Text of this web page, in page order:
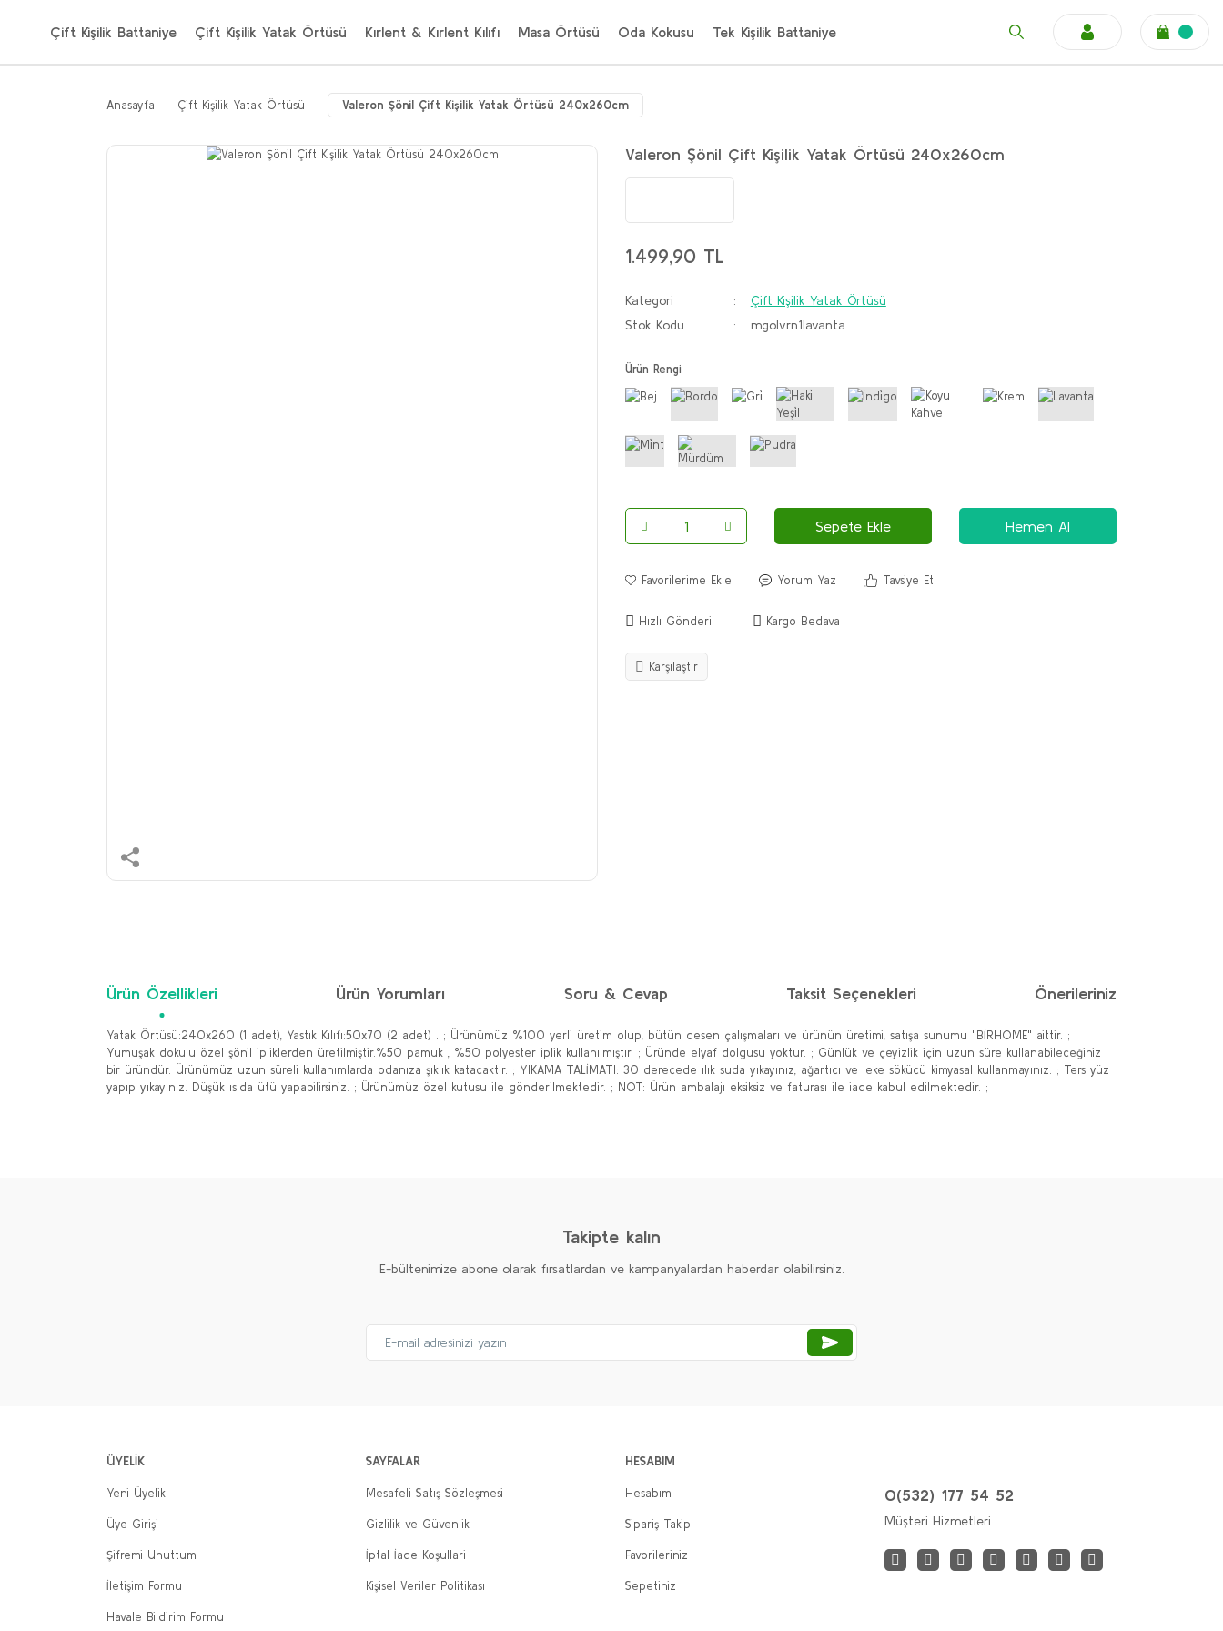
Çift Kişilik Battaniye Çift Kişilik Yatak Örtüsü Kırlent & Kırlent Kılıfı Masa Örtüsü Oda Kokusu Tek Kişilik Battaniye
Anasayfa Çift Kişilik Yatak Örtüsü Valeron Şönil Çift Kişilik Yatak Örtüsü 240x260cm
Valeron Şönil Çift Kişilik Yatak Örtüsü 240x260cm
1.499,90 TL
Kategori
Çift Kişilik Yatak Örtüsü
Stok Kodu
mgolvrn1lavanta
Ürün Rengi
Sepete Ekle Hemen Al
Yorum Yaz Tavsiye Et
Hızlı Gönderi Kargo Bedava
Karşılaştır
Ürün Özellikleri Ürün Yorumları Soru & Cevap Taksit Seçenekleri Önerileriniz
Yatak Örtüsü:240x260 (1 adet), Yastık Kılıfı:50x70 (2 adet) . ; Ürünümüz %100 yerli üretim olup, bütün desen çalışmaları ve ürünün üretimi, satışa sunumu "BİRHOME" aittir. ;
Yumuşak dokulu özel şönil ipliklerden üretilmiştir.%50 pamuk , %50 polyester iplik kullanılmıştır. ; Üründe elyaf dolgusu yoktur. ; Günlük ve çeyizlik için uzun süre kullanabileceğiniz
bir üründür. Ürünümüz uzun süreli kullanımlarda odanıza şıklık katacaktır. ; YIKAMA TALİMATI: 30 derecede ılık suda yıkayınız, ağartıcı ve leke sökücü kimyasal kullanmayınız. ; Ters yüz
yapıp yıkayınız. Düşük ısıda ütü yapabilirsiniz. ; Ürünümüz özel kutusu ile gönderilmektedir. ; NOT: Ürün ambalajı eksiksiz ve faturası ile iade kabul edilmektedir. ;
Takipte kalın
E-bültenimize abone olarak fırsatlardan ve kampanyalardan haberdar olabilirsiniz.
ÜYELİK
Yeni Üyelik
Üye Girişi
Şifremi Unuttum
İletişim Formu
Havale Bildirim Formu
SAYFALAR
Mesafeli Satış Sözleşmesi
Gizlilik ve Güvenlik
İptal İade Koşullari
Kişisel Veriler Politikası
HESABIM
Hesabım
Sipariş Takip
Favorileriniz
Sepetiniz
0(532) 177 54 52
Müşteri Hizmetleri